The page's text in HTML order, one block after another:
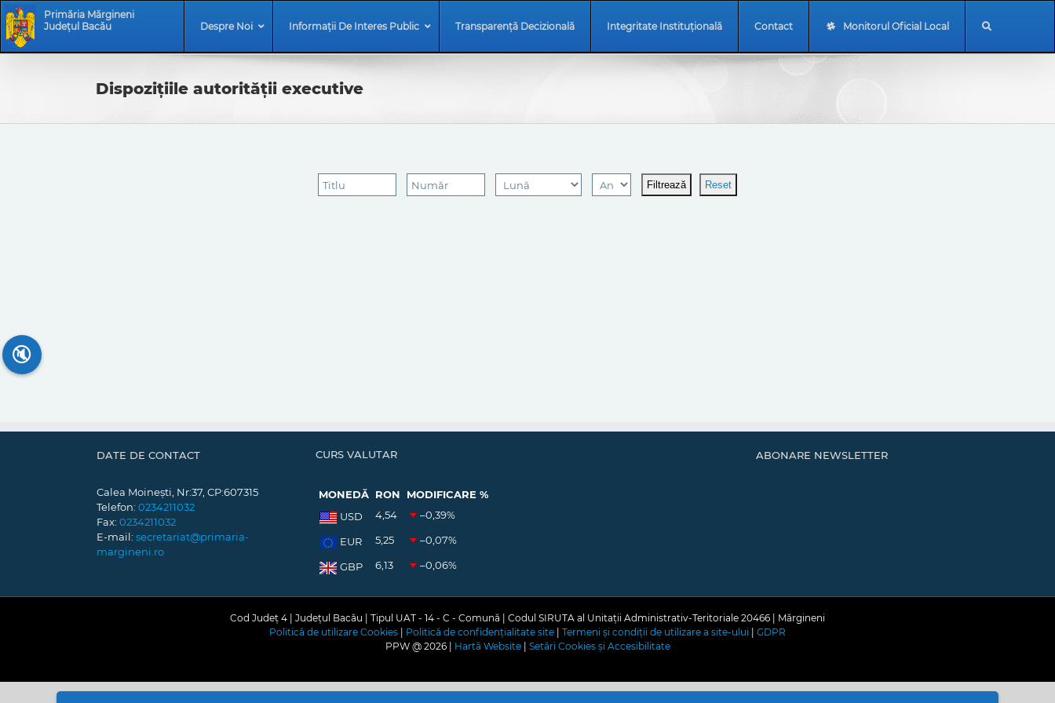
Skip
to
content
Skip
Navigation
Primăria Mărgineni
Județul Bacău
Despre Noi Informații De Interes Public Transparență Decizională Integritate Instituțională Contact Monitorul Oficial Local
Dispozițiile autorității executive
Reset
DATE DE CONTACT
Calea Moinești, Nr:37, CP:607315
Telefon: 0234211032
Fax: 0234211032
E-mail: secretariat@primaria-
margineni.ro
CURS VALUTAR
MONEDĂ RON
MODIFICARE %
USD
4,54 –0,39%
EUR 5,25 –0,07%
GBP 6,13 –0,06%
ABONARE NEWSLETTER
Cod Județ 4 | Județul Bacău | Tipul UAT - 14 - C - Comună | Codul SIRUTA al Unitații Administrativ-Teritoriale 20466 | Mărgineni
Politică de utilizare Cookies
Politică de confidențialitate site Termeni și condiții de utilizare a site-ului
GDPR
PPW @ 2026 | Hartă Website| Setări Cookies și Accesibilitate
🔇